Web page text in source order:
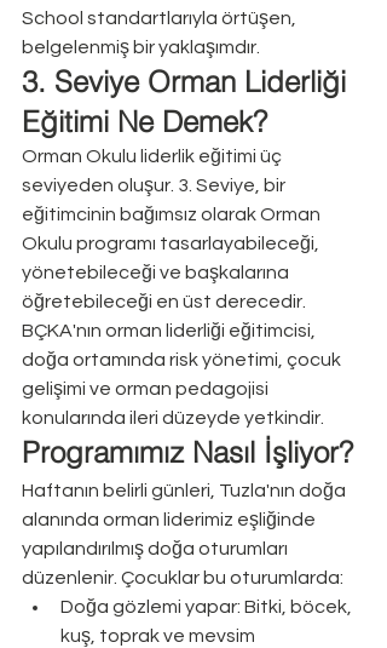
School standartlarıyla örtüşen,
belgelenmiş bir yaklaşımdır.
3. Seviye Orman Liderliği
Eğitimi Ne Demek?
Orman Okulu liderlik eğitimi üç
seviyeden oluşur. 3. Seviye, bir
eğitimcinin bağımsız olarak Orman
Okulu programı tasarlayabileceği,
yönetebileceği ve başkalarına
öğretebileceği en üst derecedir.
BÇKA'nın orman liderliği eğitimcisi,
doğa ortamında risk yönetimi, çocuk
gelişimi ve orman pedagojisi
konularında ileri düzeyde yetkindir.
Programımız Nasıl İşliyor?
Haftanın belirli günleri, Tuzla'nın doğa
alanında orman liderimiz eşliğinde
yapılandırılmış doğa oturumları
düzenlenir. Çocuklar bu oturumlarda:
Doğa gözlemi yapar: Bitki, böcek,
kuş, toprak ve mevsim